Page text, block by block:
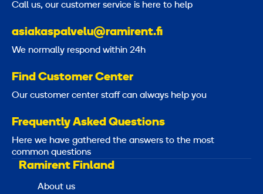
Call us, our customer service is here to help
asiakaspalvelu@ramirent.fi
We normally respond within 24h
Find Customer Center
Our customer center staff can always help you
Frequently Asked Questions
Here we have gathered the answers to the most
common questions
Ramirent Finland
About us